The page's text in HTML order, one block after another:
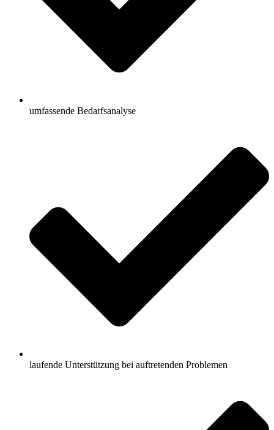
umfassende Bedarfsanalyse
laufende Unterstützung bei auftretenden Problemen